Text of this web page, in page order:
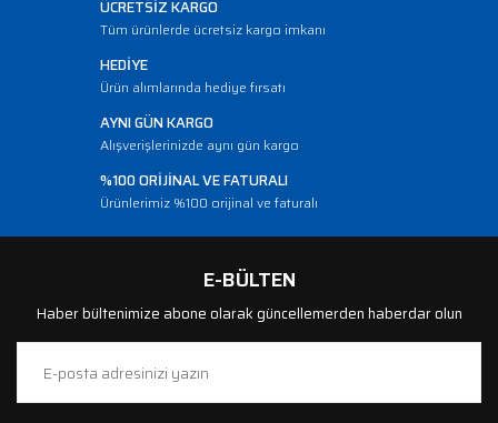
ÜCRETSİZ KARGO
Tüm ürünlerde ücretsiz kargo imkanı
HEDİYE
Ürün alımlarında hediye fırsatı
AYNI GÜN KARGO
Alışverişlerinizde aynı gün kargo
%100 ORİJİNAL VE FATURALI
Ürünlerimiz %100 orijinal ve faturalı
E-BÜLTEN
Haber bültenimize abone olarak güncellemerden haberdar olun